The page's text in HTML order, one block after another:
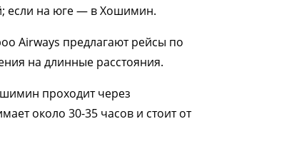
если на юге — в Хошимин.
Airways предлагают рейсы по
на длинные расстояния.
проходит через
около 30-35 часов и стоит от